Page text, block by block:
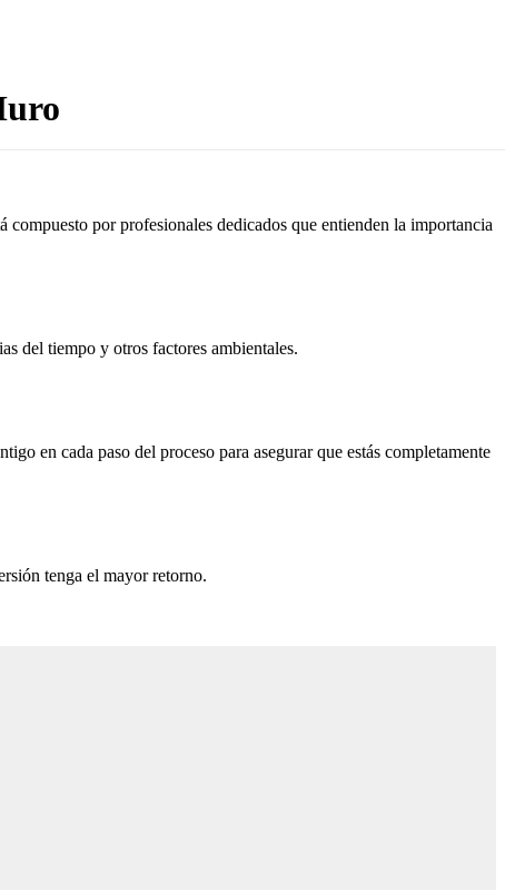
por profesionales dedicados que entienden la importancia
del tiempo y otros factores ambientales.
en cada paso del proceso para asegurar que estás completamente
tenga el mayor retorno.